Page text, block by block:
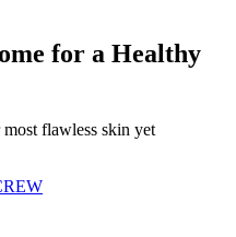
for a Healthy
flawless skin yet